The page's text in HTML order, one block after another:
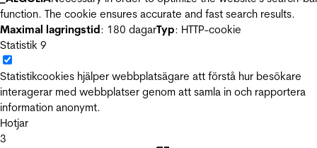
function. The cookie ensures accurate and fast search results.
Maximal lagringstid: 180 dagarTyp: HTTP-cookie
Statistik 9
Statistikcookies hjälper webbplatsägare att förstå hur besökare
interagerar med webbplatser genom att samla in och rapportera
information anonymt.
Hotjar
3